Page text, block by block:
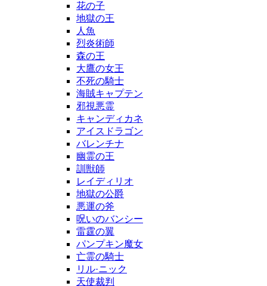
花の子
地獄の王
人魚
烈炎術師
森の王
大鷹の女王
不死の騎士
海賊キャプテン
邪視悪霊
キャンディカネ
アイスドラゴン
バレンチナ
幽霊の王
訓獣師
レイディリオ
地獄の公爵
悪運の斧
呪いのバンシー
雷霆の翼
パンプキン魔女
亡霊の騎士
リル·ニック
天使裁判